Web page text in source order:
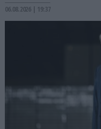
06.08.2026 | 19:37